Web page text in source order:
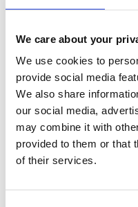
We care about your
We use cookies to
provide social media
We also share
our social media,
may combine it with
provided to them or that
of their services.
Found.ation, Αθήνα
Ποια είναι τα βασικά
πώς την